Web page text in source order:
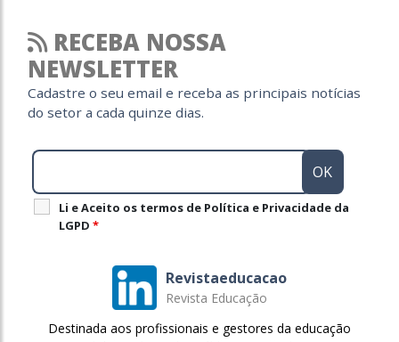
RECEBA NOSSA
NEWSLETTER
Cadastre o seu email e receba as principais notícias
do setor a cada quinze dias.
Li e Aceito os termos de Política e Privacidade da
LGPD *
Revistaeducacao
Revista Educação
Destinada aos profissionais e gestores da educação